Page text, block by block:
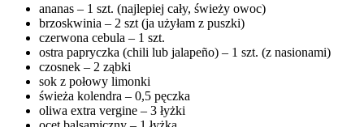
ananas – 1 szt. (najlepiej cały, świeży owoc)
brzoskwinia – 2 szt (ja użyłam z puszki)
czerwona cebula – 1 szt.
ostra papryczka (chili lub jalapeño) – 1 szt. (z nasionami)
czosnek – 2 ząbki
sok z połowy limonki
świeża kolendra – 0,5 pęczka
oliwa extra vergine – 3 łyżki